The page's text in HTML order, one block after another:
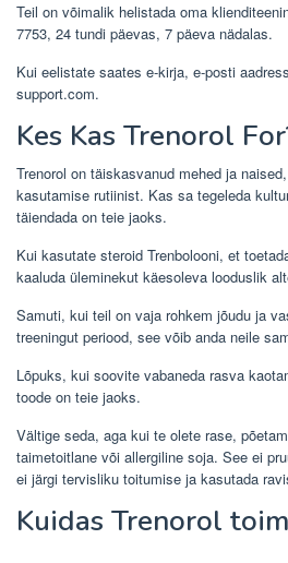
Teil on võimalik helistada oma
7753, 24 tundi päevas, 7 päeva nädalas.
Kui eelistate saates e-kirja, e-posti
support.com.
Kes Kas Trenorol
Trenorol on täiskasvanud mehed ja
kasutamise rutiinist. Kas sa tegeleda
täiendada on teie jaoks.
Kui kasutate steroid Trenbolooni, et
kaaluda üleminekut käesoleva looduslik
Samuti, kui teil on vaja rohkem jõudu ja
treeningut periood, see võib anda neile
Lõpuks, kui soovite vabaneda rasva
toode on teie jaoks.
Vältige seda, aga kui te olete rase,
taimetoitlane või allergiline soja. See ei
ei järgi tervisliku toitumise ja kasutada
Kuidas Trenorol